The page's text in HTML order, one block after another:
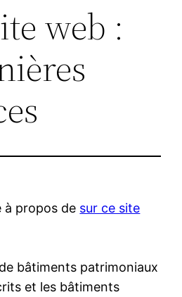
web :
à propos de sur ce site
bâtiments patrimoniaux
et les bâtiments